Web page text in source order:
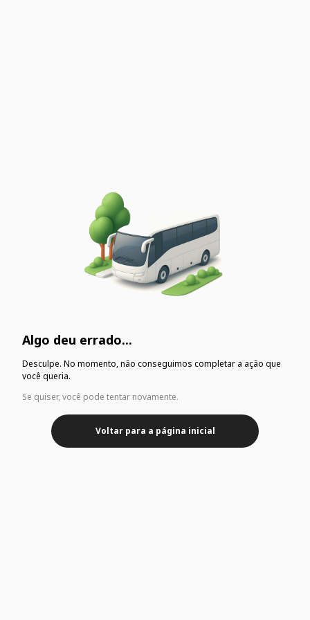
Algo deu errado...
Desculpe. No momento, não conseguimos completar a ação que
você queria.
Se quiser, você pode tentar novamente.
Voltar para a página inicial